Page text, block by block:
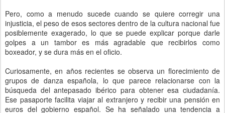
Pero, como a menudo sucede cuando se quiere corregir una
injusticia, el peso de esos sectores dentro de la cultura nacional fue
posiblemente exagerado, lo que se puede explicar porque darle
golpes a un tambor es más agradable que recibirlos como
boxeador, y se dura más en el oficio.
Curiosamente, en años recientes se observa un florecimiento de
grupos de danza española, lo que parece relacionarse con la
búsqueda del antepasado ibérico para obtener esa ciudadanía.
Ese pasaporte facilita viajar al extranjero y recibir una pensión en
euros del gobierno español. Se ha señalado una tendencia a